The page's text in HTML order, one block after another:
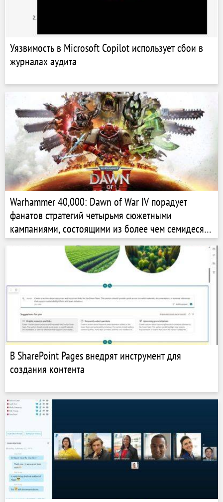
Уязвимость в Microsoft Copilot использует сбои в
журналах аудита
Warhammer 40,000: Dawn of War IV порадует
фанатов стратегий четырьмя сюжетными
кампаниями, состоящими из более чем семидесяти
миссий
В SharePoint Pages внедрят инструмент для
создания контента